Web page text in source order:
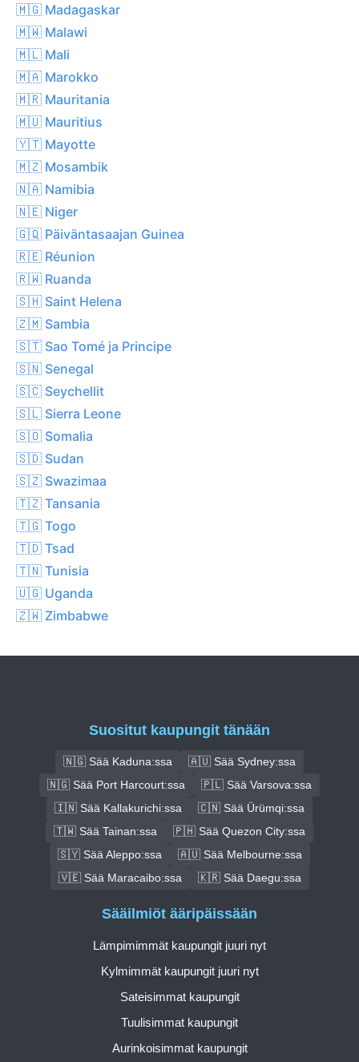
🇲🇬 Madagaskar
🇲🇼 Malawi
🇲🇱 Mali
🇲🇦 Marokko
🇲🇷 Mauritania
🇲🇺 Mauritius
🇾🇹 Mayotte
🇲🇿 Mosambik
🇳🇦 Namibia
🇳🇪 Niger
🇬🇶 Päiväntasaajan Guinea
🇷🇪 Réunion
🇷🇼 Ruanda
🇸🇭 Saint Helena
🇿🇲 Sambia
🇸🇹 Sao Tomé ja Principe
🇸🇳 Senegal
🇸🇨 Seychellit
🇸🇱 Sierra Leone
🇸🇴 Somalia
🇸🇩 Sudan
🇸🇿 Swazimaa
🇹🇿 Tansania
🇹🇬 Togo
🇹🇩 Tsad
🇹🇳 Tunisia
🇺🇬 Uganda
🇿🇼 Zimbabwe
Suositut kaupungit tänään
🇳🇬 Sää Kaduna:ssa
🇦🇺 Sää Sydney:ssa
🇳🇬 Sää Port Harcourt:ssa
🇵🇱 Sää Varsova:ssa
🇮🇳 Sää Kallakurichi:ssa
🇨🇳 Sää Ürümqi:ssa
🇹🇼 Sää Tainan:ssa
🇵🇭 Sää Quezon City:ssa
🇸🇾 Sää Aleppo:ssa
🇦🇺 Sää Melbourne:ssa
🇻🇪 Sää Maracaibo:ssa
🇰🇷 Sää Daegu:ssa
Sääilmiöt ääripäissään
Lämpimimmät kaupungit juuri nyt
Kylmimmät kaupungit juuri nyt
Sateisimmat kaupungit
Tuulisimmat kaupungit
Aurinkoisimmat kaupungit